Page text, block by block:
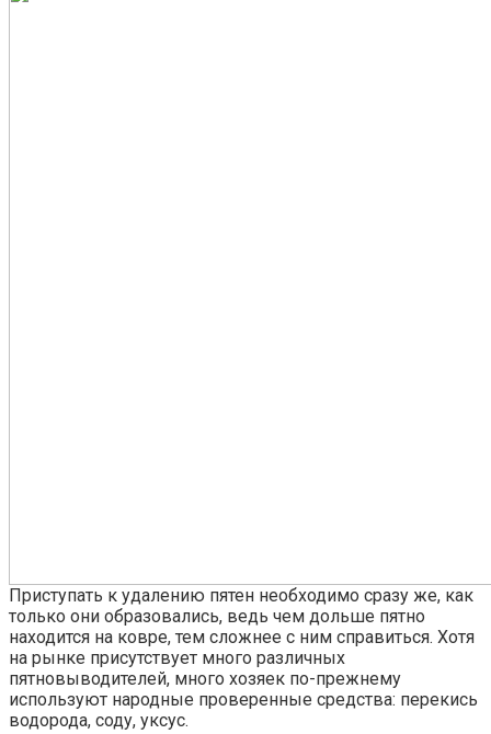
Приступать к удалению пятен необходимо сразу же, как
только они образовались, ведь чем дольше пятно
находится на ковре, тем сложнее с ним справиться. Хотя
на рынке присутствует много различных
пятновыводителей, много хозяек по-прежнему
используют народные проверенные средства: перекись
водорода, соду, уксус.